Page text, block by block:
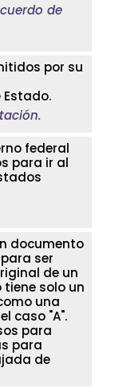
de
por su
federal
para ir al
documento
ser
de un
solo un
una
caso "A".
para
para
de